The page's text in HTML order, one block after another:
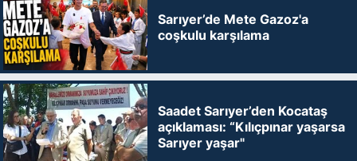
Sarıyer’de Mete Gazoz'a
coşkulu karşılama
Saadet Sarıyer’den Kocataş
açıklaması: “Kılıçpınar yaşarsa
Sarıyer yaşar"